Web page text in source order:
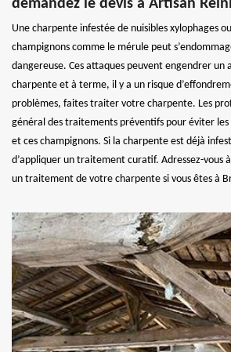
demandez le devis à Artisan
Une charpente infestée de nuisibles xylophages
champignons comme le mérule peut
dangereuse. Ces attaques peuvent engendrer un
charpente et à terme, il y a un risque
problèmes, faites traiter votre charpente. Les
général des traitements préventifs pour éviter les
et ces champignons. Si la charpente est déjà
d’appliquer un traitement curatif. Adressez-vous
un traitement de votre charpente si vous êtes à